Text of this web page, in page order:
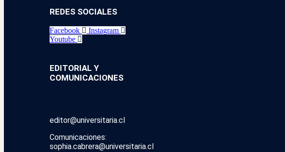
REDES SOCIALES
Facebook
Instagram
Youtube
EDITORIAL Y
COMUNICACIONES
editor@universitaria.cl
Comunicaciones:
sophia.cabrera@universitaria.cl